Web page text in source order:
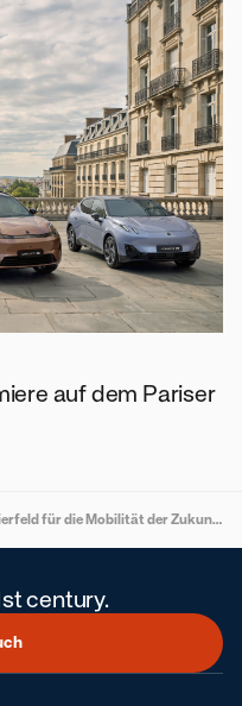
auf dem Pariser
Ein Stadtteil als Experimentierfeld für die Mobilität der Zukunft: Reininghaus präsentiert umfassende Befragung zu Verkehr und Mobilität
century.